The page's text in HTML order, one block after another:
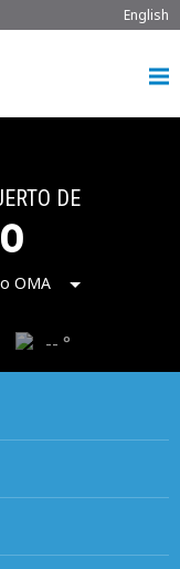
English
DE
OMA
-- °